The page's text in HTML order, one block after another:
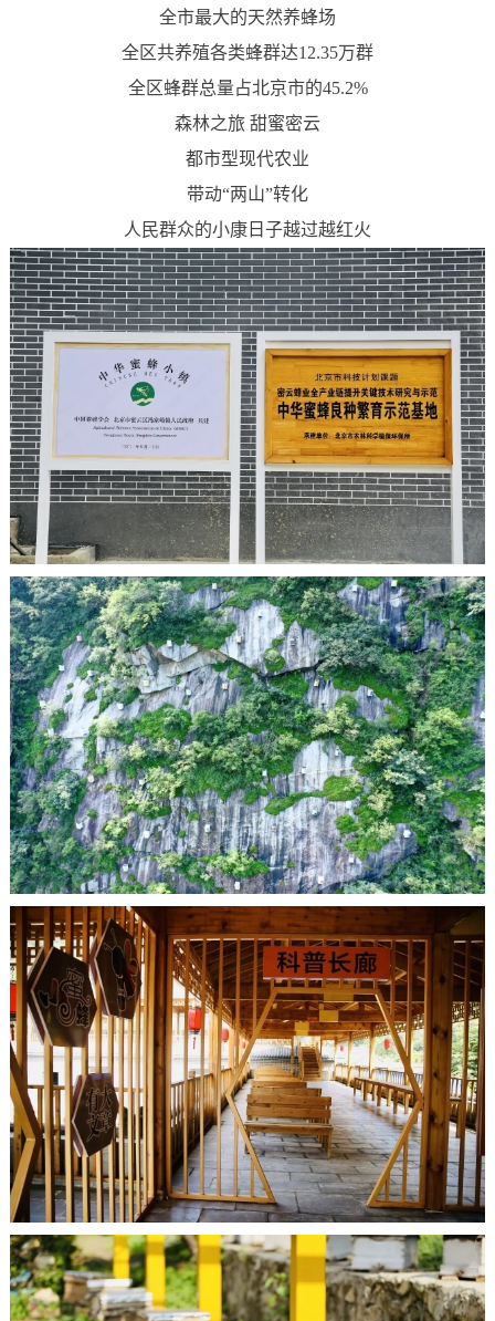
全市最大的天然养蜂场
全区共养殖各类蜂群达12.35万群
全区蜂群总量占北京市的45.2%
森林之旅 甜蜜密云
都市型现代农业
带动“两山”转化
人民群众的小康日子越过越红火